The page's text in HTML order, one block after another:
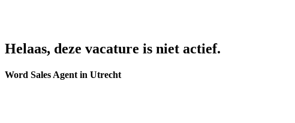
Helaas, deze vacature is niet actief.
Word Sales Agent in Utrecht